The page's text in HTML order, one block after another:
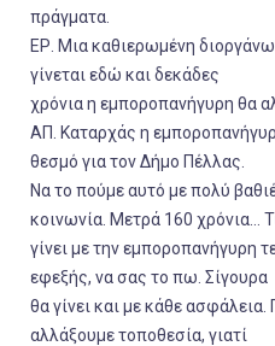
πράγματα.
ΕΡ. Μια καθιερωμένη
γίνεται εδώ και δεκάδες
χρόνια η εμποροπανήγυρη θα
ΑΠ. Καταρχάς η
θεσμό για τον Δήμο Πέλλας.
Να το πούμε αυτό με πολύ
κοινωνία. Μετρά 160 χρόνια…
γίνει με την εμποροπανήγυρη
εφεξής, να σας το πω. Σίγουρα
θα γίνει και με κάθε
αλλάξουμε τοποθεσία, γιατί